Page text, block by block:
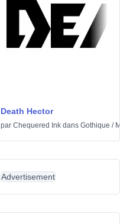
Death Hector
par Chequered Ink dans Gothique /
Advertisement